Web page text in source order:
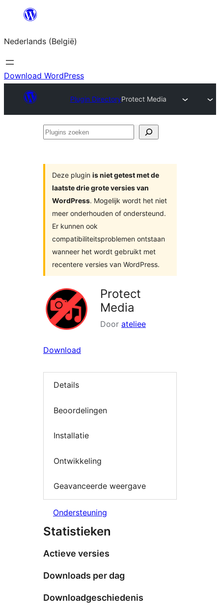
Spring
de
inhoud
Nederlands (België)
Download WordPress
Plugin DirectoryProtect Media
Plugins
Deze plugin is niet getest met de
laatste drie grote versies van
WordPress. Mogelijk wordt het niet
meer onderhouden of ondersteund.
Er kunnen ook
compatibiliteitsproblemen ontstaan
wanneer het wordt gebruikt met
recentere versies van WordPress.
Protect
Media
Door ateliee
Download
Details
Beoordelingen
Installatie
Ontwikkeling
Geavanceerde weergave
Ondersteuning
Statistieken
Actieve versies
Downloads per dag
Downloadgeschiedenis